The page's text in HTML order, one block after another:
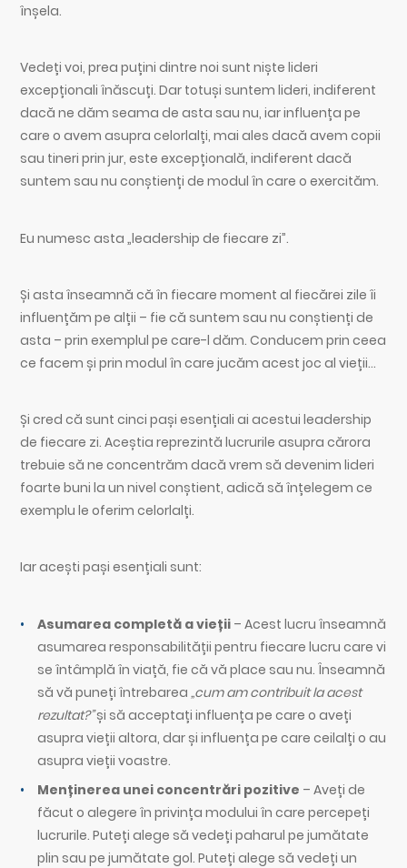
înșela.
Vedeți voi, prea puțini dintre noi sunt niște lideri
excepționali înăscuți. Dar totuși suntem lideri, indiferent
dacă ne dăm seama de asta sau nu, iar influența pe
care o avem asupra celorlalți, mai ales dacă avem copii
sau tineri prin jur, este excepțională, indiferent dacă
suntem sau nu conștienți de modul în care o exercităm.
Eu numesc asta „leadership de fiecare zi”.
Și asta înseamnă că în fiecare moment al fiecărei zile îi
influențăm pe alții – fie că suntem sau nu conștienți de
asta – prin exemplul pe care-l dăm. Conducem prin ceea
ce facem și prin modul în care jucăm acest joc al vieții…
Și cred că sunt cinci pași esențiali ai acestui leadership
de fiecare zi. Aceștia reprezintă lucrurile asupra cărora
trebuie să ne concentrăm dacă vrem să devenim lideri
foarte buni la un nivel conștient, adică să înțelegem ce
exemplu le oferim celorlalți.
Iar acești pași esențiali sunt:
Asumarea completă a vieții– Acest lucru înseamnă
asumarea responsabilității pentru fiecare lucru care vi
se întâmplă în viață, fie că vă place sau nu. Înseamnă
să vă puneți întrebarea „cum am contribuit la acest
rezultat?”și să acceptați influența pe care o aveți
asupra vieții altora, dar și influența pe care ceilalți o au
asupra vieții voastre.
Menținerea unei concentrări pozitive – Aveți de
făcut o alegere în privința modului în care percepeți
lucrurile. Puteți alege să vedeți paharul pe jumătate
plin sau pe jumătate gol. Puteți alege să vedeți un